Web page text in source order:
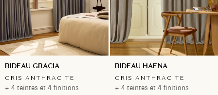
RIDEAU GRACIA
GRIS ANTHRACITE
+ 4 teintes et 4 finitions
RIDEAU HAENA
GRIS ANTHRACITE
+ 4 teintes et 4 finitions